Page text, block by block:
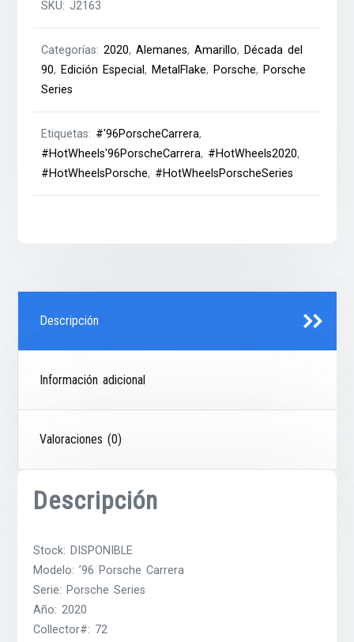
SKU:J2163
Categorías:2020,Alemanes,Amarillo, Década del
90, Edición Especial, MetalFlake, Porsche, Porsche
Series
Etiquetas: #'96PorscheCarrera,
#HotWheels'96PorscheCarrera, #HotWheels2020,
#HotWheelsPorsche, #HotWheelsPorscheSeries
Descripción
Información adicional
Valoraciones (0)
Descripción
Stock: DISPONIBLE
Modelo: ’96 Porsche Carrera
Serie: Porsche Series
Año: 2020
Collector#: 72